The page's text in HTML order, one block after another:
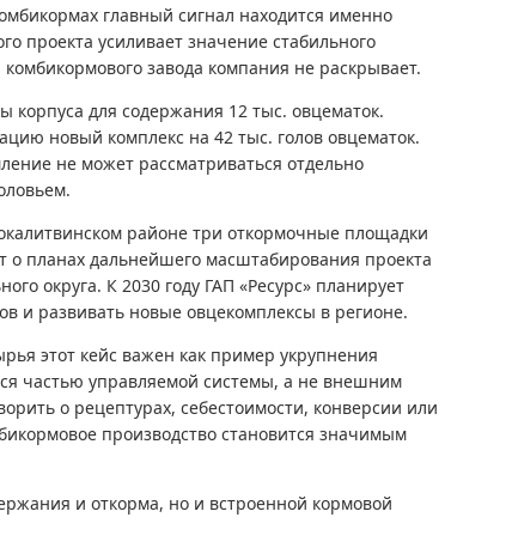
главный сигнал находится именно
проекта усиливает значение стабильного
завода компания не раскрывает.
для содержания 12 тыс. овцематок.
новый комплекс на 42 тыс. голов овцематок.
не может рассматриваться отдельно
районе три откормочные площадки
планах дальнейшего масштабирования проекта
округа. К 2030 году ГАП «Ресурс» планирует
и развивать новые овцекомплексы в регионе.
этот кейс важен как пример укрупнения
частью управляемой системы, а не внешним
о рецептурах, себестоимости, конверсии или
производство становится значимым
и откорма, но и встроенной кормовой